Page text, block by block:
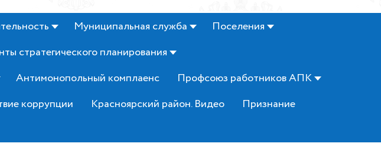
Муниципальная служба
Поселения
стратегического планирования
Антимонопольный комплаенс
Профсоюз работников АПК
коррупции Красноярский район. Видео
Признание